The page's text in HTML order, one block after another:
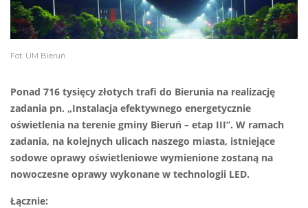
Fot. UM Bieruń
Ponad 716 tysięcy złotych trafi do Bierunia na realizację
zadania pn. „Instalacja efektywnego energetycznie
oświetlenia na terenie gminy Bieruń – etap III”. W ramach
zadania, na kolejnych ulicach naszego miasta, istniejące
sodowe oprawy oświetleniowe wymienione zostaną na
nowoczesne oprawy wykonane w technologii LED.
Łącznie: